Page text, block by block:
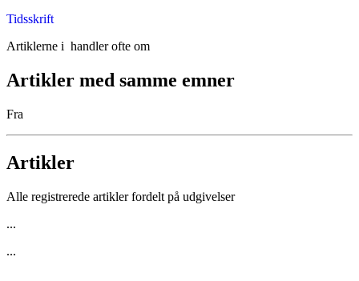
Tidsskrift
Artiklerne i handler ofte om
Artikler med samme emner
Fra
Artikler
Alle registrerede artikler fordelt på udgivelser
...
...